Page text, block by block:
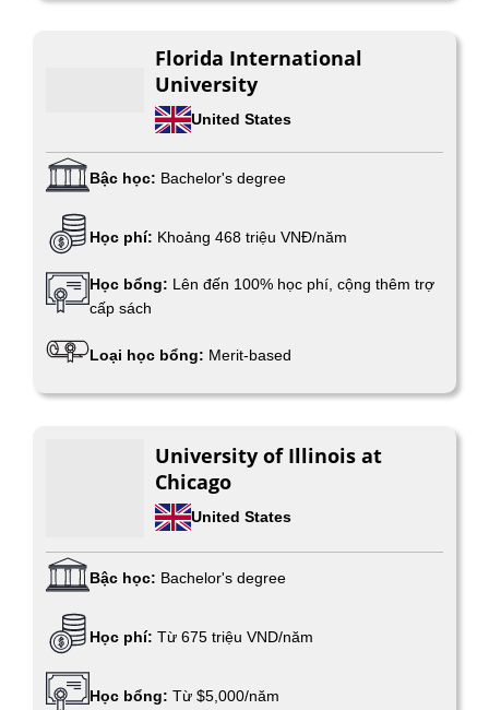
Florida International
University
United States
Bậc học: Bachelor's degree
Học phí: Khoảng 468 triệu VNĐ/năm
Học bổng: Lên đến 100% học phí, cộng thêm trợ
cấp sách
Loại học bổng: Merit-based
University of Illinois at
Chicago
United States
Bậc học: Bachelor's degree
Học phí: Từ 675 triệu VND/năm
Học bổng: Từ $5,000/năm